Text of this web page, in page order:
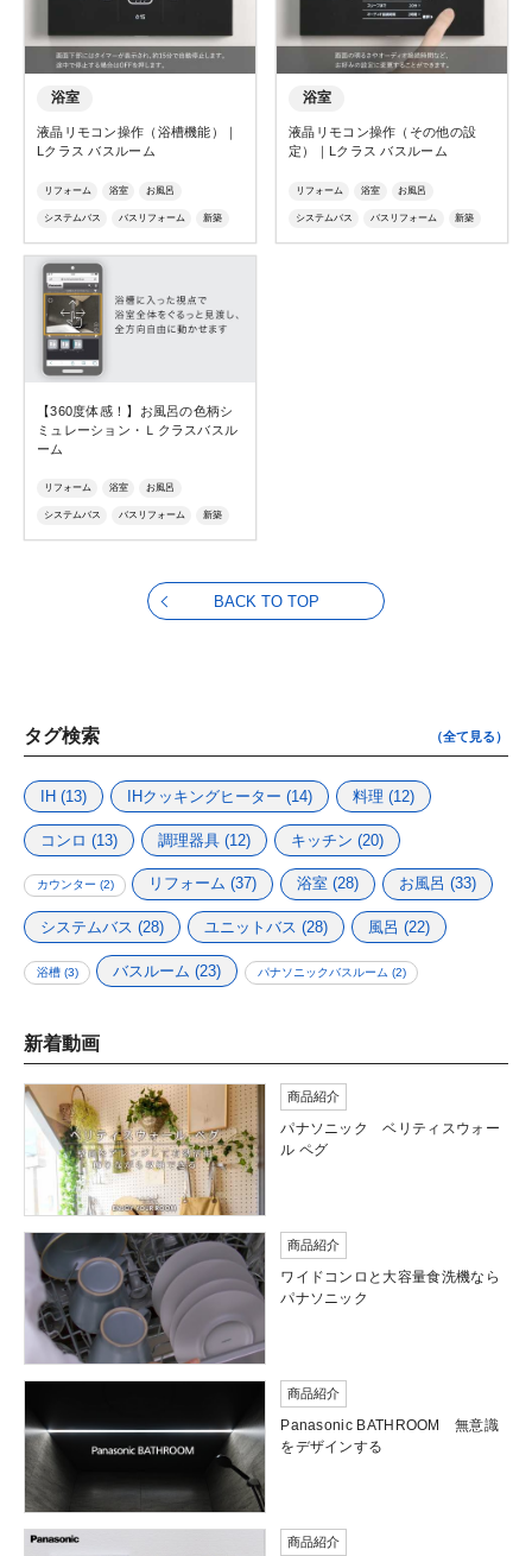
浴室
液晶リモコン操作（浴槽機能）｜
Lクラス バスルーム
リフォーム 浴室 お風呂
システムバス バスリフォーム 新築
ユニットバス ジャグジー リゾート
Ｌクラス エルクラス
操作 説明 動画解説
浴室
液晶リモコン操作（その他の設
定）｜Lクラス バスルーム
リフォーム 浴室 お風呂
システムバス バスリフォーム 新築
ユニットバス ジャグジー リゾート
【360度体感！】お風呂の色柄シ
ミュレーション・Ｌクラスバスル
ーム
リフォーム 浴室 お風呂
システムバス バスリフォーム 新築
ユニットバス VR Ｌクラス
BACK TO TOP
タグ検索 （全て見る）
IH (13) IHクッキングヒーター (14) 料理 (12)
コンロ (13) 調理器具(12) キッチン (20)
カウンター (2) リフォーム (37) 浴室 (28) お風呂 (33)
システムバス (28) ユニットバス (28) 風呂 (22)
浴槽(3) バスルーム (23) パナソニックバスルーム (2)
新着動画
商品紹介
パナソニック ベリティスウォー
ル ペグ
商品紹介
ワイドコンロと大容量食洗機なら
パナソニック
商品紹介
Panasonic BATHROOM 無意識
をデザインする
商品紹介